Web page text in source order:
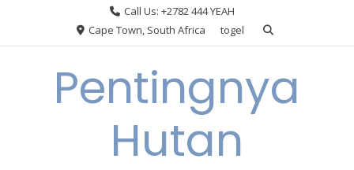
Call Us: +2782 444 YEAH
Cape Town, South Africa
togel
Pentingnya
Hutan